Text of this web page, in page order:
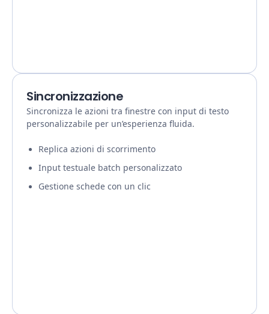
Sincronizzazione
Sincronizza le azioni tra finestre con input di testo
personalizzabile per un’esperienza fluida.
Replica azioni di scorrimento
Input testuale batch personalizzato
Gestione schede con un clic